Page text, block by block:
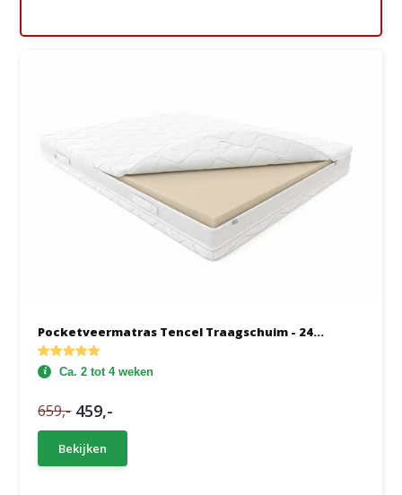
Pocketveermatras Tencel Traagschuim - 24...
Ca. 2 tot 4 weken
659,- 459,-
Bekijken